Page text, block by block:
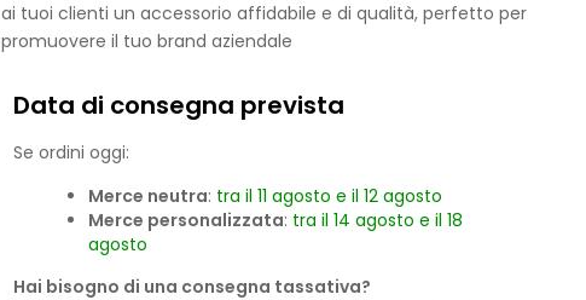
ai tuoi clienti un accessorio affidabile e di qualità, perfetto per
promuovere il tuo brand aziendale
Data di consegna prevista
Se ordini oggi:
Merce neutra: tra il 11 agosto e il 12 agosto
Merce personalizzata: tra il 14 agosto e il 18
agosto
Hai bisogno di una consegna tassativa?